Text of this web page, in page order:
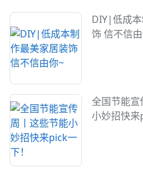
DIY|低成
饰 信不信
全国节能
小妙招快来